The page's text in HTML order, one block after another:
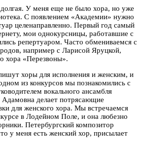
У меня еще не было хора, но уже
С появлением «Академии» нужно
целенаправленно. Первый год самый
мои однокурсницы, работавшие с
репертуаром. Часто обмениваемся с
например с Ларисой Яруцкой,
хора «Перезвоны».
хоры для исполнения и женским, и
из конкурсов мы познакомились с
вокального ансамбля
делает потрясающие
для женского хора. Мы встречаемся
в Лодейном Поле, и она любезно
Петербургский композитор
у меня есть женский хор, присылает